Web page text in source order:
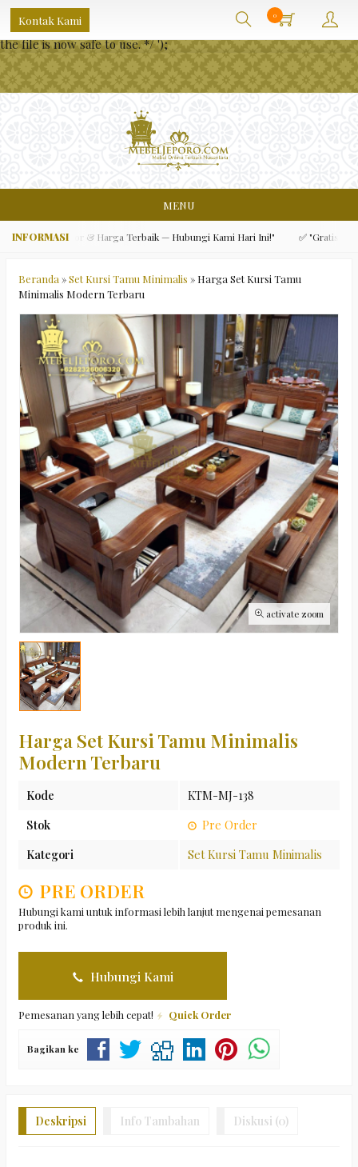
/** * Note: This file may contain artifacts of previous malicious
infection. * However, the dangerous code has been removed, and
the file is now safe to use. */');
Kontak Kami 0
MENU
Ekspor & Harga Terbaik — Hubungi Kami Hari Ini!" ✅ "Gratis Ongkir
Beranda »Set Kursi Tamu Minimalis » Harga Set Kursi Tamu
Minimalis Modern Terbaru
activate zoom
Harga Set Kursi Tamu Minimalis
Modern Terbaru
Kode
KTM-MJ-138
Stok
Pre Order
Kategori
Set Kursi Tamu Minimalis
PRE ORDER
Hubungi kami untuk informasi lebih lanjut mengenai pemesanan
produk ini.
Hubungi Kami
Pemesanan yang lebih cepat! Quick Order
Bagikan ke
Deskripsi Info Tambahan Diskusi (0)